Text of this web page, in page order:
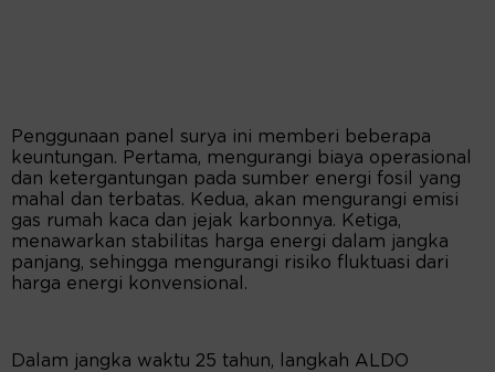
Penggunaan panel surya ini memberi beberapa
keuntungan. Pertama, mengurangi biaya operasional
dan ketergantungan pada sumber energi fosil yang
mahal dan terbatas. Kedua, akan mengurangi emisi
gas rumah kaca dan jejak karbonnya. Ketiga,
menawarkan stabilitas harga energi dalam jangka
panjang, sehingga mengurangi risiko fluktuasi dari
harga energi konvensional.
Dalam jangka waktu 25 tahun, langkah ALDO